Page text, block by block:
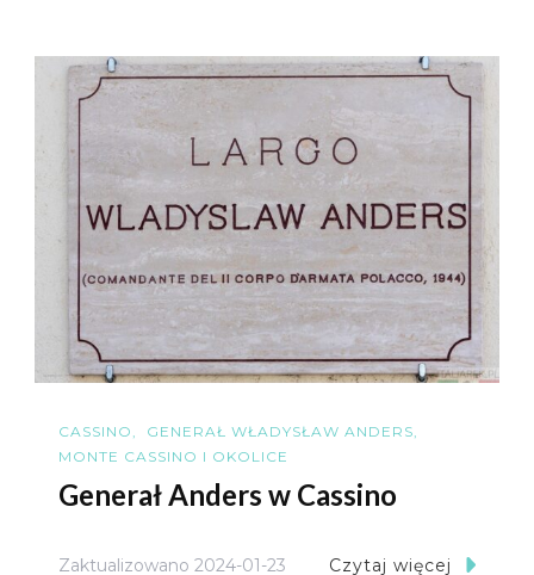
CASSINO
GENERAŁ WŁADYSŁAW ANDERS
MONTE CASSINO I OKOLICE
Generał Anders w Cassino
Zaktualizowano 2024-01-23 Czytaj więcej